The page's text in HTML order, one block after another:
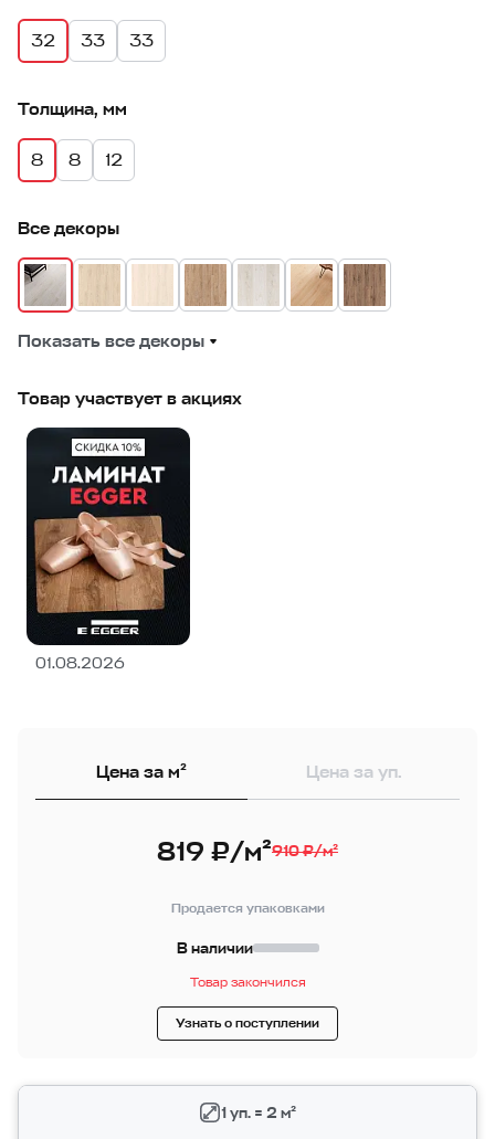
32 33 33
Толщина, мм
8 8 12
Все декоры
Показать все декоры
Товар участвует в акциях
01.08.2026
Цена за м² Цена за уп.
819 ₽/м²910 ₽/м²
Продается упаковками
В наличии
Товар закончился
Узнать о поступлении
1 уп. = 2 м²